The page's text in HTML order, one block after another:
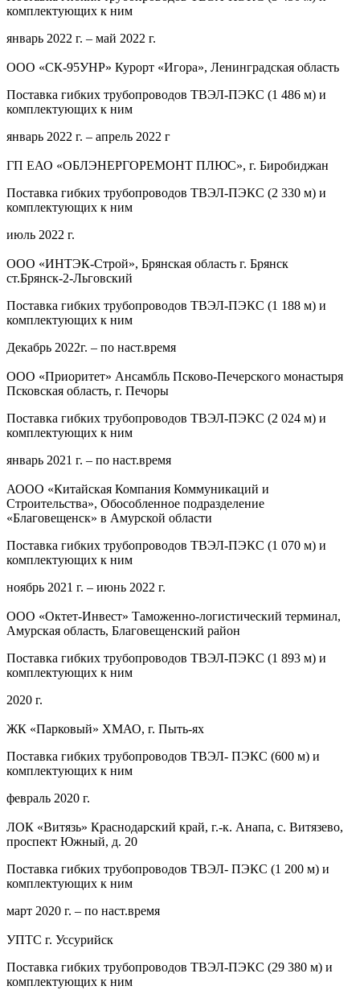
комплектующих к ним
январь 2022 г. – май 2022 г.
ООО «СК-95УНР» Курорт «Игора», Ленинградская область
Поставка гибких трубопроводов ТВЭЛ-ПЭКС (1 486 м) и
комплектующих к ним
январь 2022 г. – апрель 2022 г
ГП ЕАО «ОБЛЭНЕРГОРЕМОНТ ПЛЮС», г. Биробиджан
Поставка гибких трубопроводов ТВЭЛ-ПЭКС (2 330 м) и
комплектующих к ним
июль 2022 г.
ООО «ИНТЭК-Строй», Брянская область г. Брянск
ст.Брянск-2-Льговский
Поставка гибких трубопроводов ТВЭЛ-ПЭКС (1 188 м) и
комплектующих к ним
Декабрь 2022г. – по наст.время
ООО «Приоритет» Ансамбль Псково-Печерского монастыря
Псковская область, г. Печоры
Поставка гибких трубопроводов ТВЭЛ-ПЭКС (2 024 м) и
комплектующих к ним
январь 2021 г. – по наст.время
АООО «Китайская Компания Коммуникаций и
Строительства», Обособленное подразделение
«Благовещенск» в Амурской области
Поставка гибких трубопроводов ТВЭЛ-ПЭКС (1 070 м) и
комплектующих к ним
ноябрь 2021 г. – июнь 2022 г.
ООО «Октет-Инвест» Таможенно-логистический терминал,
Амурская область, Благовещенский район
Поставка гибких трубопроводов ТВЭЛ-ПЭКС (1 893 м) и
комплектующих к ним
2020 г.
ЖК «Парковый» ХМАО, г. Пыть-ях
Поставка гибких трубопроводов ТВЭЛ- ПЭКС (600 м) и
комплектующих к ним
февраль 2020 г.
ЛОК «Витязь» Краснодарский край, г.-к. Анапа, с. Витязево,
проспект Южный, д. 20
Поставка гибких трубопроводов ТВЭЛ- ПЭКС (1 200 м) и
комплектующих к ним
март 2020 г. – по наст.время
УПТС г. Уссурийск
Поставка гибких трубопроводов ТВЭЛ-ПЭКС (29 380 м) и
комплектующих к ним